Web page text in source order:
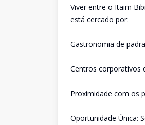
Viver entre o Itaim
está cercado por:
Gastronomia de
Centros corporativos
Proximidade com os
Oportunidade Única: